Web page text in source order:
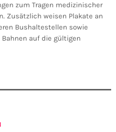
zum Tragen medizinischer
Zusätzlich weisen Plakate an
Bushaltestellen sowie
auf die gültigen